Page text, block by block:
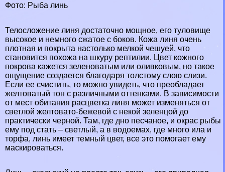
Фото: Рыба линь
Телосложение линя достаточно мощное, его туловище
высокое и немного сжатое с боков. Кожа линя очень
плотная и покрыта настолько мелкой чешуей, что
становится похожа на шкуру рептилии. Цвет кожного
покрова кажется зеленоватым или оливковым, но такое
ощущение создается благодаря толстому слою слизи.
Если ее счистить, то можно увидеть, что преобладает
желтоватый тон с различными оттенками. В зависимости
от мест обитания расцветка линя может изменяться от
светлой желтовато-бежевой с некой зеленцой до
пpaктически черной. Там, где дно песчаное, и окрас рыбы
ему под стать – светлый, а в водоемах, где много ила и
торфа, линь имеет темный цвет, все это помогает ему
маскироваться.